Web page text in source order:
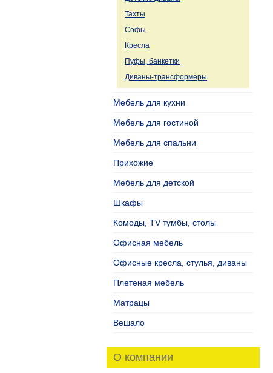
Тахты
Софы
Кресла
Пуфы, банкетки
Диваны-трансформеры
Мебель для кухни
Мебель для гостиной
Мебель для спальни
Прихожие
Мебель для детской
Шкафы
Комоды, TV тумбы, столы
Офисная мебель
Офисные кресла, стулья, диваны
Плетеная мебель
Матрацы
Вешало
О компании